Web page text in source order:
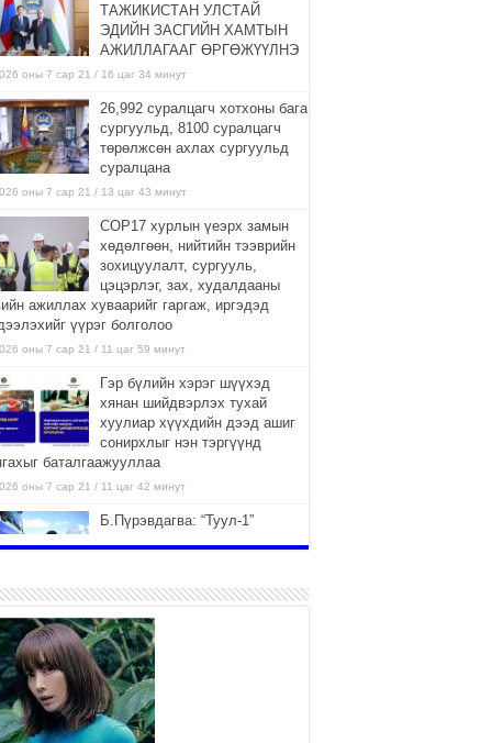
ТАЖИКИСТАН УЛСТАЙ
ЭДИЙН ЗАСГИЙН ХАМТЫН
АЖИЛЛАГААГ ӨРГӨЖҮҮЛНЭ
оны 7 сар 21 / 16 цаг 34 минут
26,992 суралцагч хотхоны бага
сургуульд, 8100 суралцагч
төрөлжсөн ахлах сургуульд
суралцана
оны 7 сар 21 / 13 цаг 43 минут
COP17 хурлын үеэрх замын
хөдөлгөөн, нийтийн тээврийн
зохицуулалт, сургууль,
цэцэрлэг, зах, худалдааны
ажиллах хуваарийг гаргаж, иргэдэд
үүрэг болголоо
оны 7 сар 21 / 11 цаг 59 минут
Гэр бүлийн хэрэг шүүхэд
хянан шийдвэрлэх тухай
хуулиар хүүхдийн дээд ашиг
сонирхлыг нэн тэргүүнд
баталгаажууллаа
оны 7 сар 21 / 11 цаг 42 минут
Б.Пүрэвдагва: “Туул-1”
оны 7 сар 21 / 10 цаг 15 минут
НИЙСЛЭЛ, АЙМГИЙН
УДИРДЛАГУУДЫН АЖЛЫГ
ХҮНД СУРТЛЫГ БУУРУУЛЖ,
ИРГЭД, АЖ АХУЙН НЭГЖИЙН
ХЭРХЭН ХӨНГӨЛСНӨӨР ДҮГНЭНЭ